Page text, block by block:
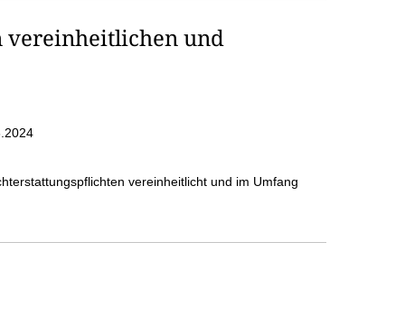
vereinheitlichen und
vereinheitlicht und im Umfang